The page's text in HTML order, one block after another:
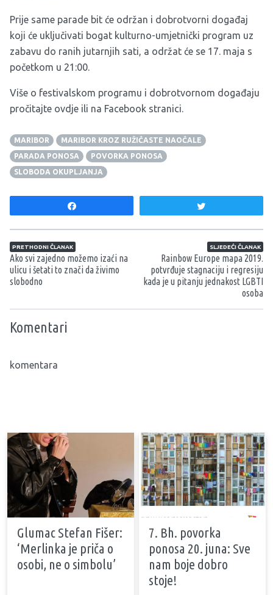
Prije same parade bit će održan i dobrotvorni događaj
koji će uključivati bogat kulturno-umjetnički program uz
zabavu do ranih jutarnjih sati, a održat će se 17. maja s
početkom u 21:00.
Više o festivalskom programu i dobrotvornom događaju
pročitajte ovdje ili na Facebook stranici.
MARIBOR
MARIBOR KROZ RUŽIČASTE NAOČALE
PARADA PONOSA
POVORKA PONOSA
SLOBODA OKUPLJANJA
Navigacija članaka
PRETHODNI ČLANAK
Ako svi zajedno možemo izaći na
ulicu i šetati to znači da živimo
slobodno
SLJEDEĆI ČLANAK
Rainbow Europe mapa 2019.
potvrđuje stagnaciju i regresiju
kada je u pitanju jednakost LGBTI
osoba
Komentari
komentara
Glumac Stefan Fišer:
‘Merlinka je priča o
osobi, ne o simbolu’
7. Bh. povorka
ponosa 20. juna: Sve
nam boje dobro
stoje!